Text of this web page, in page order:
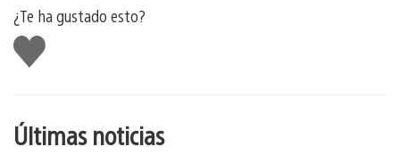
¿Te ha gustado esto?
Me
gusta
Últimas noticias